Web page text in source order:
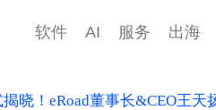
软件 AI 服务 出海
揭晓！eRoad董事长&CEO王